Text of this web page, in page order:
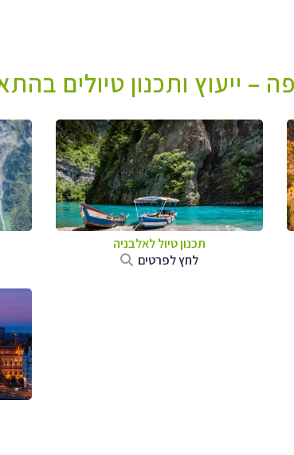
– ייעוץ ותכנון טיולים
תכנון טיול לאלבניה
לחץ לפרטים